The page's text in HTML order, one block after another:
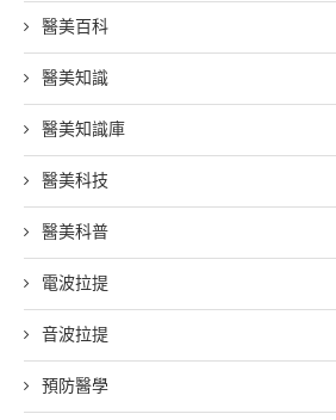
醫美百科
醫美知識
醫美知識庫
醫美科技
醫美科普
電波拉提
音波拉提
預防醫學